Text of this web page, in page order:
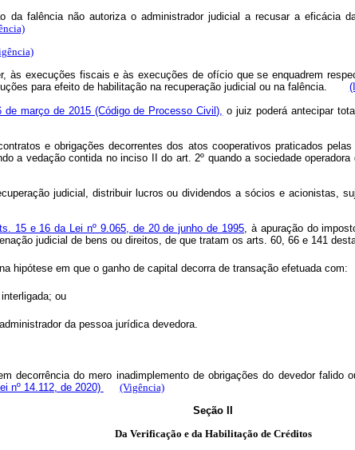
da falência não autoriza o administrador judicial a recusar a eficácia
às execuções fiscais e às execuções de ofício que se enquadrem
para efeito de habilitação na recuperação judicial ou na falência.
março de 2015 (Código de Processo Civil),
o juiz poderá antecipar
e obrigações decorrentes dos atos cooperativos praticados
a vedação contida no inciso II do art. 2º quando a sociedade
judicial, distribuir lucros ou dividendos a sócios e
15 e 16 da Lei nº 9.065, de 20 de junho de 1995 , à apuração do
judicial de bens ou direitos, de que tratam os arts. 60, 66 e 141
hipótese em que o ganho de capital decorra de transação efetuada com:
ou
da pessoa jurídica devedora.
decorrência do mero inadimplemento de obrigações do devedor
nº 14.112, de 2020)
(Vigência)
Seção II
Da Verificação e da Habilitação de Créditos